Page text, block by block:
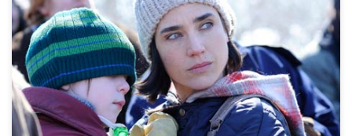
No llores, vuela está narrada en dos tiempos, se miran
mutuamente el uno con el otro. Fue un momento crucial el que
partió en dos mitades irreconciliables la vida. Un tiempo tiende a
avanzar hacia adelante, durante la infancia, para poder
encontrarse de bruces con ese instante crítico. El otro […]